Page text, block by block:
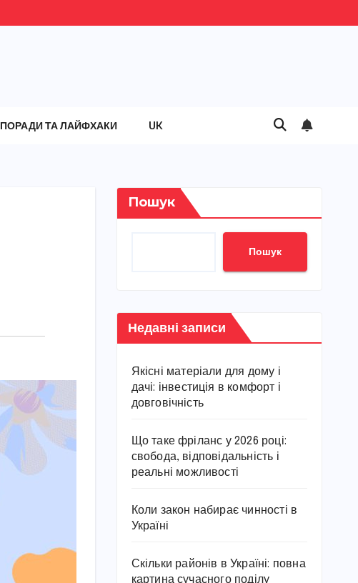
ПОРАДИ ТА ЛАЙФХАКИ UK
Пошук
Пошук
Недавні записи
Якісні матеріали для дому і
дачі: інвестиція в комфорт і
довговічність
Що таке фріланс у 2026 році:
свобода, відповідальність і
реальні можливості
Коли закон набирає чинності в
Україні
Скільки районів в Україні: повна
картина сучасного поділу